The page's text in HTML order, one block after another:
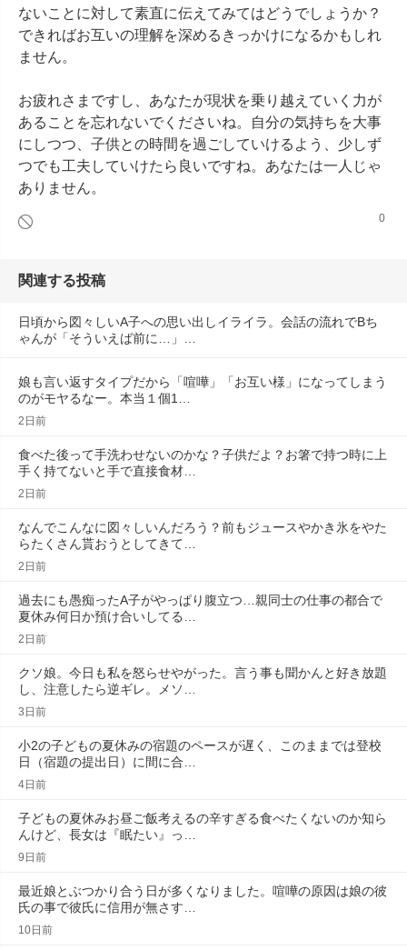
ないことに対して素直に伝えてみてはどうでしょうか？
できればお互いの理解を深めるきっかけになるかもしれ
ません。
お疲れさまですし、あなたが現状を乗り越えていく力が
あることを忘れないでくださいね。自分の気持ちを大事
にしつつ、子供との時間を過ごしていけるよう、少しず
つでも工夫していけたら良いですね。あなたは一人じゃ
ありません。
0
関連する投稿
日頃から図々しいA子への思い出しイライラ。会話の流れでBち
ゃんが「そういえば前に…」…
娘も言い返すタイプだから「喧嘩」「お互い様」になってしまう
のがモヤるなー。本当１個1…
2日前
食べた後って手洗わせないのかな？子供だよ？お箸で持つ時に上
手く持てないと手で直接食材…
2日前
なんでこんなに図々しいんだろう？前もジュースやかき氷をやた
らたくさん貰おうとしてきて…
2日前
過去にも愚痴ったA子がやっぱり腹立つ…親同士の仕事の都合で
夏休み何日か預け合いしてる…
2日前
クソ娘。今日も私を怒らせやがった。言う事も聞かんと好き放題
し、注意したら逆ギレ。メソ…
3日前
小2の子どもの夏休みの宿題のペースが遅く、このままでは登校
日（宿題の提出日）に間に合…
4日前
子どもの夏休みお昼ご飯考えるの辛すぎる食べたくないのか知ら
んけど、長女は『眠たい』っ…
9日前
最近娘とぶつかり合う日が多くなりました。喧嘩の原因は娘の彼
氏の事で彼氏に信用が無さす…
10日前